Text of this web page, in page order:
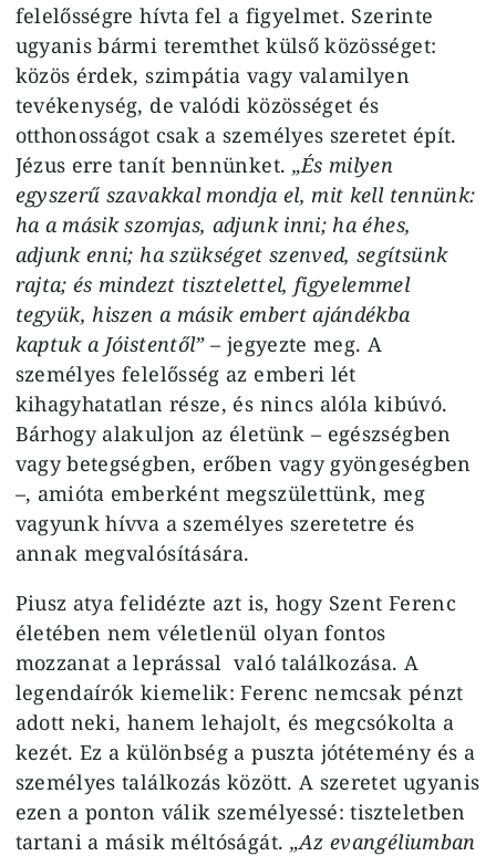
felelősségre hívta fel a figyelmet. Szerinte
ugyanis bármi teremthet külső közösséget:
közös érdek, szimpátia vagy valamilyen
tevékenység, de valódi közösséget és
otthonosságot csak a személyes szeretet épít.
Jézus erre tanít bennünket. „És milyen
egyszerű szavakkal mondja el, mit kell tennünk:
ha a másik szomjas, adjunk inni; ha éhes,
adjunk enni; ha szükséget szenved, segítsünk
rajta; és mindezt tisztelettel, figyelemmel
tegyük, hiszen a másik embert ajándékba
kaptuk a Jóistentől”– jegyezte meg. A
személyes felelősség az emberi lét
kihagyhatatlan része, és nincs alóla kibúvó.
Bárhogy alakuljon az életünk – egészségben
vagy betegségben, erőben vagy gyöngeségben
–, amióta emberként megszülettünk, meg
vagyunk hívva a személyes szeretetre és
annak megvalósítására.
Piusz atya felidézte azt is, hogy Szent Ferenc
életében nem véletlenül olyan fontos
mozzanat a leprással való találkozása. A
legendaírók kiemelik: Ferenc nemcsak pénzt
adott neki, hanem lehajolt, és megcsókolta a
kezét. Ez a különbség a puszta jótétemény és a
személyes találkozás között. A szeretet ugyanis
ezen a ponton válik személyessé: tiszteletben
tartani a másik méltóságát. „Az evangéliumban